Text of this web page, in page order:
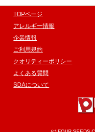
TOPページ
アレルギー情報
企業情報
ご利用規約
クオリティーポリシー
よくある質問
SDAについて